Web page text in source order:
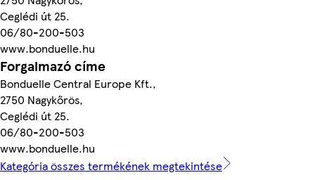
Ceglédi út 25.
06/80-200-503
www.bonduelle.hu
Forgalmazó címe
Bonduelle Central Europe Kft.,
2750 Nagykőrös,
Ceglédi út 25.
06/80-200-503
www.bonduelle.hu
Kategória összes termékének megtekintése